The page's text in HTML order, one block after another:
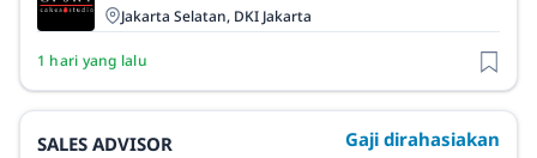
Jakarta Selatan, DKI Jakarta
1 hari yang lalu
SALES ADVISOR Gaji dirahasiakan